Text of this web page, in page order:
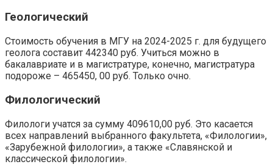
Геологический
Стоимость обучения в МГУ на 2024-2025 г. для будущего
геолога составит 442340 руб. Учиться можно в
бакалавриате и в магистратуре, конечно, магистратура
подороже – 465450, 00 руб. Только очно.
Филологический
Филологи учатся за сумму 409610,00 руб. Это касается
всех направлений выбранного факультета, «Филологии»,
«Зарубежной филологии», а также «Славянской и
классической филологии».